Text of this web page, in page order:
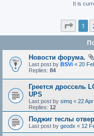
It is
Page 1
1
Новости форума.
Last post by BSVi « 20
Replies: 84
Греется дроссель
UPS
Last post by simq « 22
Replies: 12
Поджиг теслы
Last post by geodx « 12